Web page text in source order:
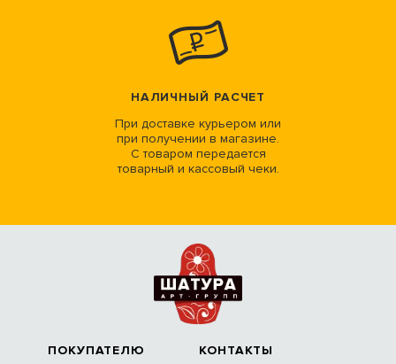
НАЛИЧНЫЙ РАСЧЕТ
При доставке курьером или
при получении в магазине.
С товаром передается
товарный и кассовый чеки.
ПОКУПАТЕЛЮ КОНТАКТЫ